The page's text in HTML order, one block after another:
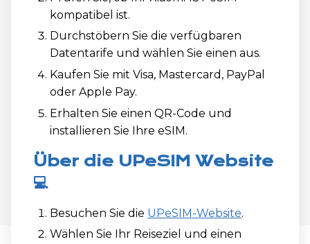
kompatibel ist.
Durchstöbern Sie die verfügbaren
Datentarife und wählen Sie einen aus.
Kaufen Sie mit Visa, Mastercard, PayPal
oder Apple Pay.
Erhalten Sie einen QR-Code und
installieren Sie Ihre eSIM.
Über die UPeSIM Website
💻
Besuchen Sie die UPeSIM-Website.
Wählen Sie Ihr Reiseziel und einen